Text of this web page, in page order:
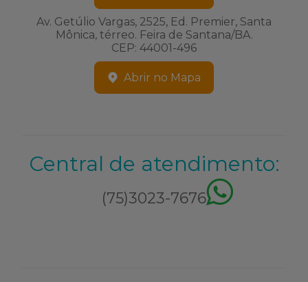
Av. Getúlio Vargas, 2525, Ed. Premier, Santa
Mônica, térreo. Feira de Santana/BA.
CEP: 44001-496
Abrir no Mapa
Central de atendimento:
(75)3023-7676